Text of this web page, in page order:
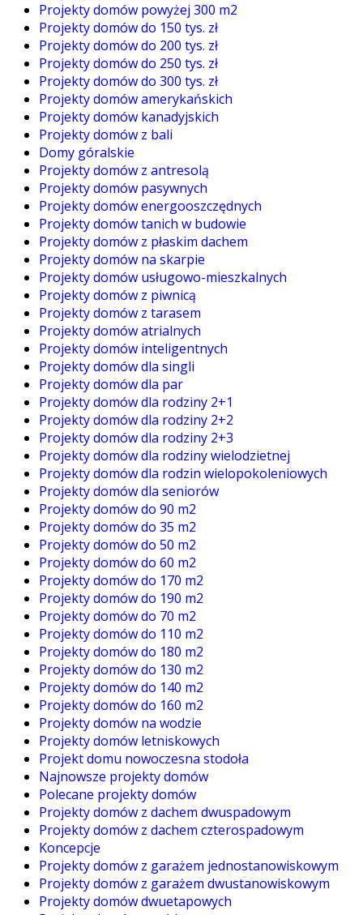
Projekty domów powyżej 300 m2
Projekty domów do 150 tys. zł
Projekty domów do 200 tys. zł
Projekty domów do 250 tys. zł
Projekty domów do 300 tys. zł
Projekty domów amerykańskich
Projekty domów kanadyjskich
Projekty domów z bali
Domy góralskie
Projekty domów z antresolą
Projekty domów pasywnych
Projekty domów energooszczędnych
Projekty domów tanich w budowie
Projekty domów z płaskim dachem
Projekty domów na skarpie
Projekty domów usługowo-mieszkalnych
Projekty domów z piwnicą
Projekty domów z tarasem
Projekty domów atrialnych
Projekty domów inteligentnych
Projekty domów dla singli
Projekty domów dla par
Projekty domów dla rodziny 2+1
Projekty domów dla rodziny 2+2
Projekty domów dla rodziny 2+3
Projekty domów dla rodziny wielodzietnej
Projekty domów dla rodzin wielopokoleniowych
Projekty domów dla seniorów
Projekty domów do 90 m2
Projekty domów do 35 m2
Projekty domów do 50 m2
Projekty domów do 60 m2
Projekty domów do 170 m2
Projekty domów do 190 m2
Projekty domów do 70 m2
Projekty domów do 110 m2
Projekty domów do 180 m2
Projekty domów do 130 m2
Projekty domów do 140 m2
Projekty domów do 160 m2
Projekty domów na wodzie
Projekty domów letniskowych
Projekt domu nowoczesna stodoła
Najnowsze projekty domów
Polecane projekty domów
Projekty domów z dachem dwuspadowym
Projekty domów z dachem czterospadowym
Koncepcje
Projekty domów z garażem jednostanowiskowym
Projekty domów z garażem dwustanowiskowym
Projekty domów dwuetapowych